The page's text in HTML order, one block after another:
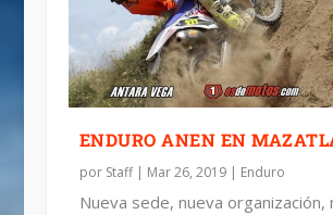
RESULTADOS: NACIONAL DE
MOTOCROSS RD.1
MOTOCROSS MÉXICO:
2019
ENDURO ANEN EN
por Staff| Mar 26, 2019| Enduro
Nueva sede, nueva organización,